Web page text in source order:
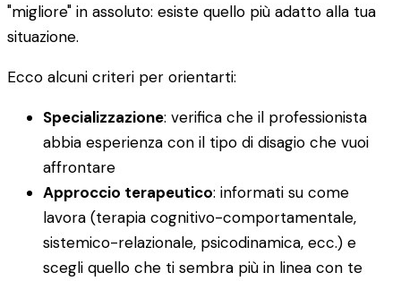
"migliore" in assoluto: esiste quello più adatto alla tua
situazione.
Ecco alcuni criteri per orientarti:
Specializzazione: verifica che il professionista
abbia esperienza con il tipo di disagio che vuoi
affrontare
Approccio terapeutico: informati su come
lavora (terapia cognitivo-comportamentale,
sistemico-relazionale, psicodinamica, ecc.) e
scegli quello che ti sembra più in linea con te